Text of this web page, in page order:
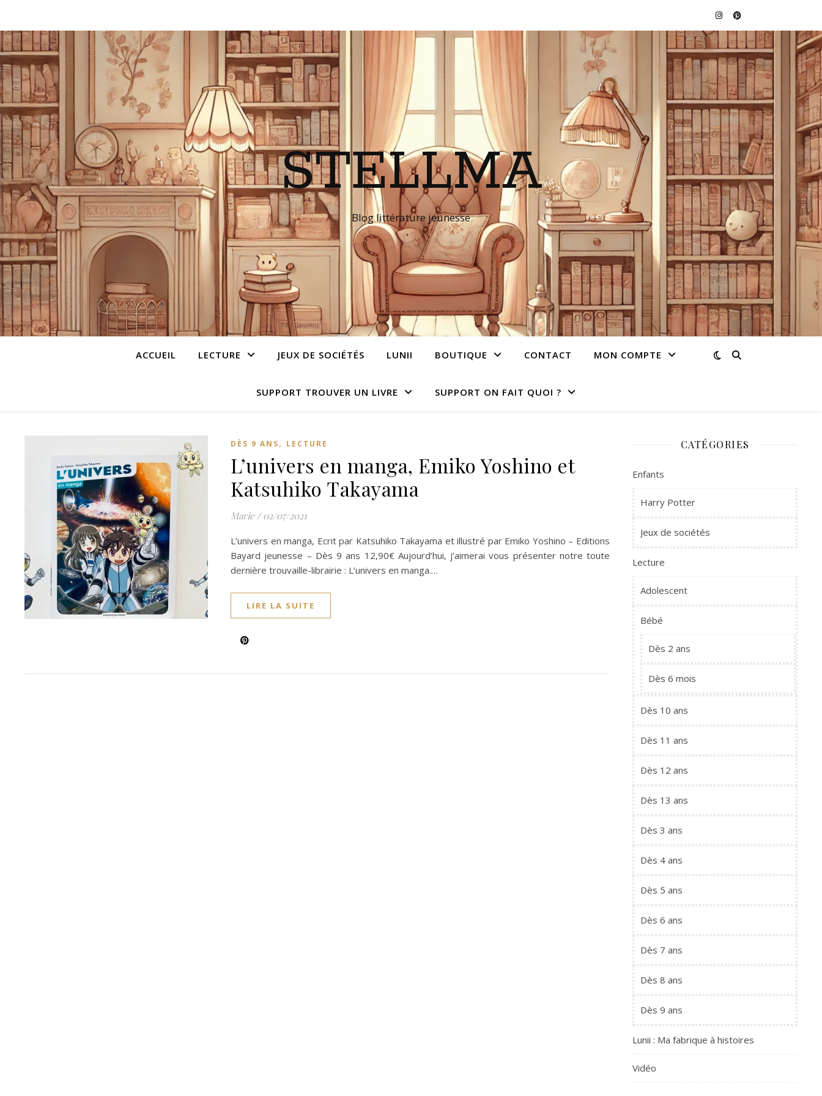
STELLMA
Blog littérature jeunesse
ACCUEIL LECTURE JEUX DE SOCIÉTÉS LUNII BOUTIQUE CONTACT MON COMPTE
SUPPORT TROUVER UN LIVRE SUPPORT ON FAIT QUOI ?
DÈS 9 ANS, LECTURE
L’univers en manga, Emiko Yoshino et
Katsuhiko Takayama
Marie / 02/07/2021
L’univers en manga, Ecrit par Katsuhiko Takayama et illustré par Emiko Yoshino – Editions
Bayard jeunesse – Dès 9 ans 12,90€ Aujourd’hui, j’aimerai vous présenter notre toute
dernière trouvaille-librairie : L’univers en manga.…
LIRE LA SUITE
CATÉGORIES
Enfants
Harry Potter
Jeux de sociétés
Lecture
Adolescent
Bébé
Dès 2 ans
Dès 6 mois
Dès 10 ans
Dès 11 ans
Dès 12 ans
Dès 13 ans
Dès 3 ans
Dès 4 ans
Dès 5 ans
Dès 6 ans
Dès 7 ans
Dès 8 ans
Dès 9 ans
Lunii : Ma fabrique à histoires
Vidéo